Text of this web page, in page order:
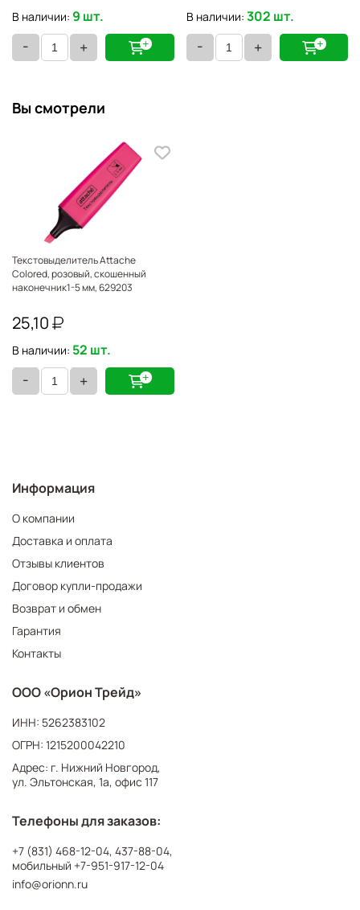
В наличии: 9 шт.
- +
В наличии: 302 шт.
- +
Вы смотрели
Текстовыделитель Attache
Colored, розовый, скошенный
наконечник1-5 мм, 629203
25,10
В наличии: 52 шт.
- +
Информация
О компании
Доставка и оплата
Отзывы клиентов
Договор купли-продажи
Возврат и обмен
Гарантия
Контакты
ООО «Орион Трейд»
ИНН: 5262383102
ОГРН: 1215200042210
Адрес: г. Нижний Новгород,
ул. Эльтонская, 1а, офис 117
Телефоны для заказов:
+7 (831) 468-12-04, 437-88-04,
мобильный +7-951-917-12-04
info@orionn.ru